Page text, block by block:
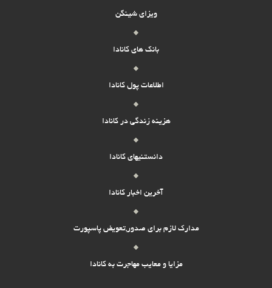
ویزای شینگن
بانک های کانادا
اطلاعات پول کانادا
هزینه زندگی در کانادا
دانستنیهای کانادا
آخرین اخبار کانادا
مدارک لازم برای صدور,تعویض پاسپورت
مزایا و معایب مهاجرت به کانادا